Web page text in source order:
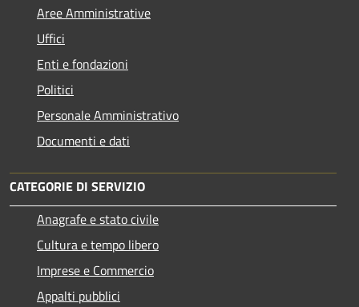
Aree Amministrative
Uffici
Enti e fondazioni
Politici
Personale Amministrativo
Documenti e dati
CATEGORIE DI SERVIZIO
Anagrafe e stato civile
Cultura e tempo libero
Imprese e Commercio
Appalti pubblici